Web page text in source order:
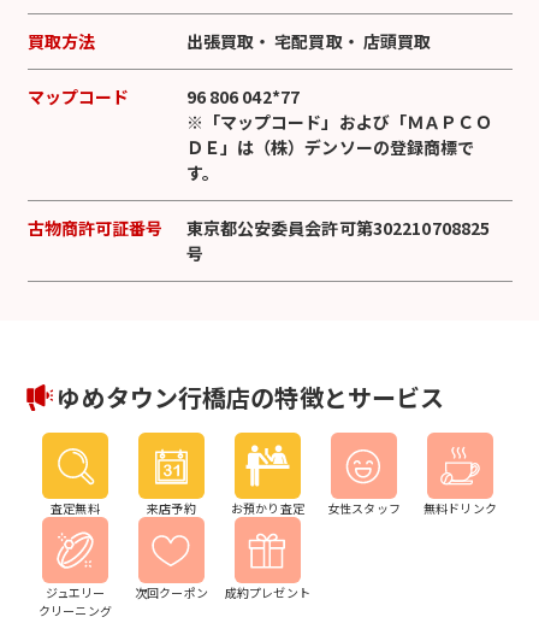
買取方法 出張買取・宅配買取・ 店頭買取
マップコード
96 806 042*77
※「マップコード」および「ＭＡＰＣＯ
ＤＥ」は（株）デンソーの登録商標で
す。
古物商許可証番号
東京都公安委員会許可第302210708825
号
ゆめタウン行橋店の特徴とサービス
査定無料 来店予約 お預かり査定 女性スタッフ 無料ドリンク
ジュエリー
クリーニング
次回クーポン 成約プレゼント